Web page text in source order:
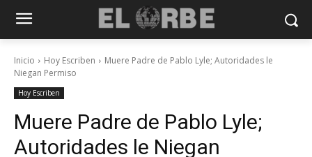
Inicio Hoy Escriben
Muere Padre de Pablo Lyle; Autoridades le
Niegan Permiso
Hoy Escriben
Muere Padre de Pablo Lyle;
Autoridades le Niegan